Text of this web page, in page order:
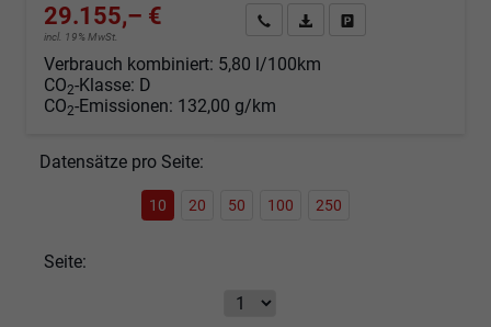
29.155,– €
incl. 19% MwSt.
Angebot anfordern
Fahrzeugexpose (PDF)
Verbrauch kombiniert: 5,80 l/100km
CO2-Klasse: D
CO2-Emissionen: 132,00 g/km
Datensätze pro Seite:
10 20 50 100 250
Seite: